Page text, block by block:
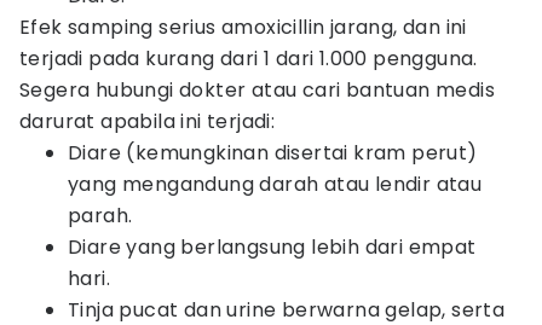
Efek samping serius amoxicillin jarang, dan ini
terjadi pada kurang dari 1 dari 1.000 pengguna.
Segera hubungi dokter atau cari bantuan medis
darurat apabila ini terjadi:
Diare (kemungkinan disertai kram perut)
yang mengandung darah atau lendir atau
parah.
Diare yang berlangsung lebih dari empat
hari.
Tinja pucat dan urine berwarna gelap, serta